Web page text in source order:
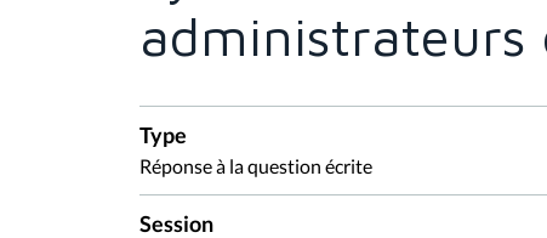
administrateurs
Type
Réponse à la question écrite
Session